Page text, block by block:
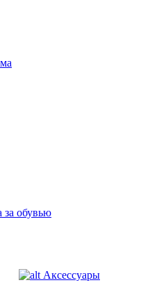
за обувью
Аксессуары